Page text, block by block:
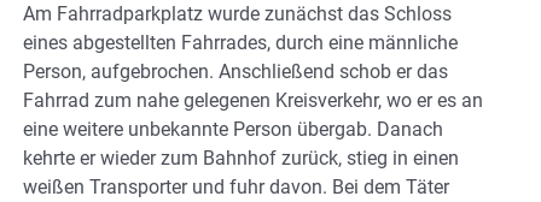
Am Fahrradparkplatz wurde zunächst das Schloss
eines abgestellten Fahrrades, durch eine männliche
Person, aufgebrochen. Anschließend schob er das
Fahrrad zum nahe gelegenen Kreisverkehr, wo er es an
eine weitere unbekannte Person übergab. Danach
kehrte er wieder zum Bahnhof zurück, stieg in einen
weißen Transporter und fuhr davon. Bei dem Täter